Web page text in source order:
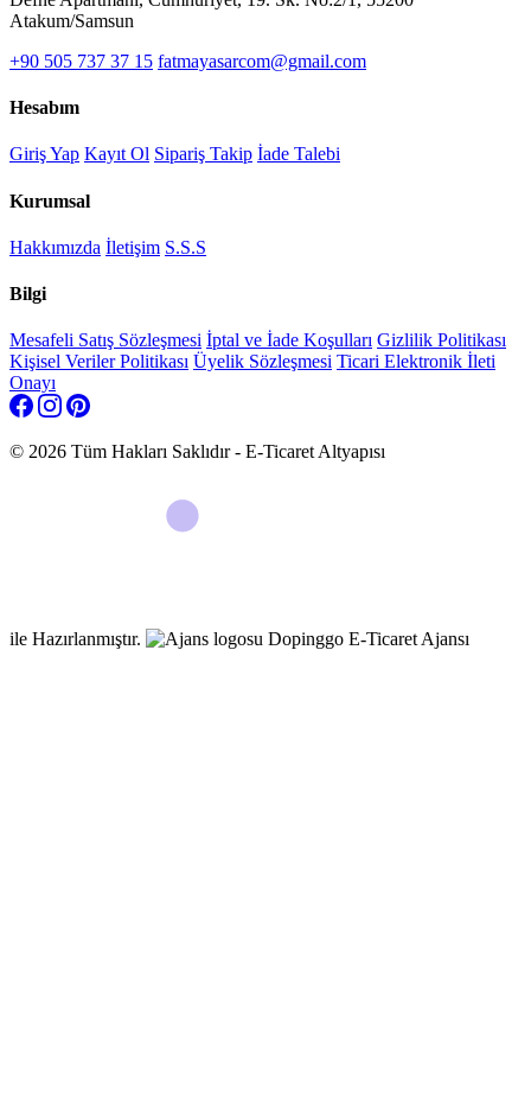
Atakum/Samsun
+90 505 737 37 15 fatmayasarcom@gmail.com
Hesabım
Giriş Yap Kayıt Ol Sipariş Takip İade Talebi
Kurumsal
Hakkımızda İletişim S.S.S
Bilgi
Mesafeli Satış Sözleşmesi İptal ve İade Koşulları Gizlilik Politikası
Kişisel Veriler Politikası Üyelik Sözleşmesi Ticari Elektronik İleti
Onayı
© 2026 Tüm Hakları Saklıdır - E-Ticaret Altyapısı
ile Hazırlanmıştır. Dopinggo E-Ticaret Ajansı